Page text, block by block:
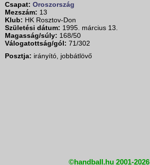
Csapat: Oroszország
Mezszám: 13
Klub: HK Rosztov-Don
Születési dátum: 1995. március 13.
Magasság/súly: 168/50
Válogatottság/gól: 71/302
Posztja: irányító, jobbátlövő
©handball.hu 2001-2026